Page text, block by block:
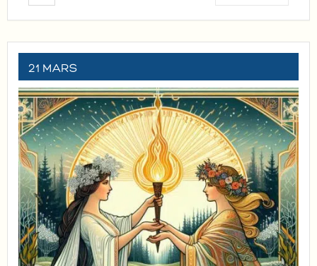
21 MARS